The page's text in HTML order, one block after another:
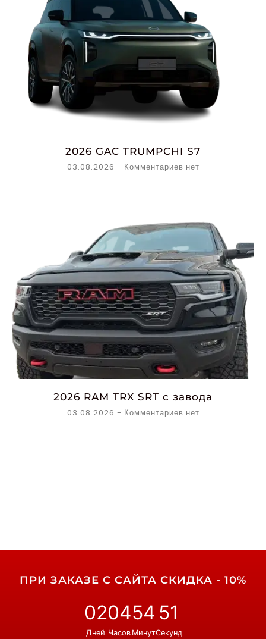
2026 GAC TRUMPCHI S7
03.08.2026 Комментариев нет
2026 RAM TRX SRT с завода
03.08.2026 Комментариев нет
ПРИ ЗАКАЗЕ С САЙТА СКИДКА - 10%
02
Дней
04
Часов
54
Минут
51
Секунд